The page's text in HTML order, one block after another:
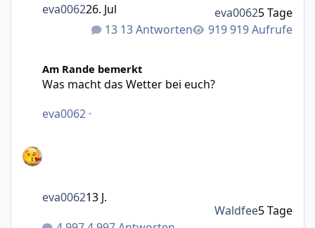
13 Antworten 919 Aufrufe
eva006226. Jul eva00625 Tage
Am Rande bemerkt
Was macht das Wetter bei euch?
eva0062 ·
eva006213 J.
Waldfee5 Tage